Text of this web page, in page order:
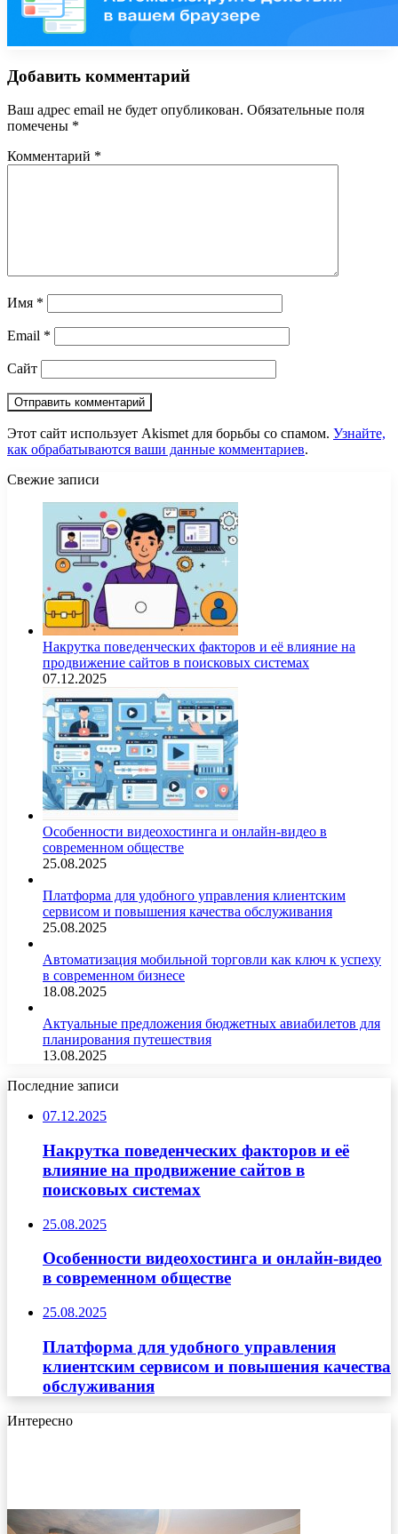
Добавить комментарий
Ваш адрес email не будет опубликован. Обязательные поля
помечены *
Комментарий *
Имя *
Email *
Сайт
Этот сайт использует Akismet для борьбы со спамом. Узнайте,
как обрабатываются ваши данные комментариев.
Свежие записи
Накрутка поведенческих факторов и её влияние на
продвижение сайтов в поисковых системах
07.12.2025
Особенности видеохостинга и онлайн-видео в
современном обществе
25.08.2025
Платформа для удобного управления клиентским
сервисом и повышения качества обслуживания
25.08.2025
Автоматизация мобильной торговли как ключ к успеху
в современном бизнесе
18.08.2025
Актуальные предложения бюджетных авиабилетов для
планирования путешествия
13.08.2025
Последние записи
07.12.2025
Накрутка поведенческих факторов и её
влияние на продвижение сайтов в
поисковых системах
25.08.2025
Особенности видеохостинга и онлайн-видео
в современном обществе
25.08.2025
Платформа для удобного управления
клиентским сервисом и повышения качества
обслуживания
Интересно